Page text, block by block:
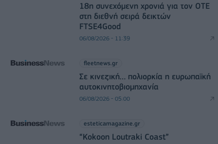
18η συνεχόμενη χρονιά για τον ΟΤΕ
στη διεθνή σειρά δεικτών
FTSE4Good
06/08/2026 - 11:39
fleetnews.gr
Σε κινεζική… πολιορκία η ευρωπαϊκή
αυτοκινητοβιομηχανία
06/08/2026 - 05:00
esteticamagazine.gr
“Kokoon Loutraki Coast”